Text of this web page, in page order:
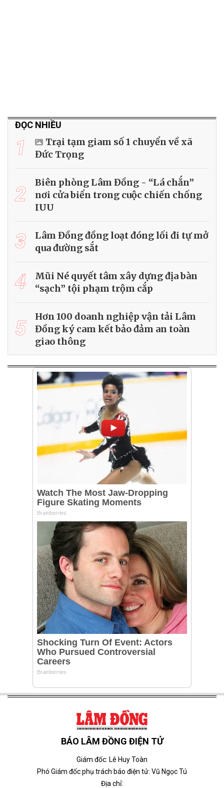
ĐỌC NHIỀU
1
Trại tạm giam số 1 chuyển về xã
Đức Trọng
2
Biên phòng Lâm Đồng - “Lá chắn”
nơi cửa biển trong cuộc chiến chống
IUU
3
Lâm Đồng đồng loạt đóng lối đi tự mở
qua đường sắt
4
Mũi Né quyết tâm xây dựng địa bàn
“sạch” tội phạm trộm cắp
5
Hơn 100 doanh nghiệp vận tải Lâm
Đồng ký cam kết bảo đảm an toàn
giao thông
BÁO LÂM ĐỒNG ĐIỆN TỬ
Giám đốc: Lê Huy Toàn
Phó Giám đốc phụ trách báo điện tử: Vũ Ngọc Tú
Địa chỉ: